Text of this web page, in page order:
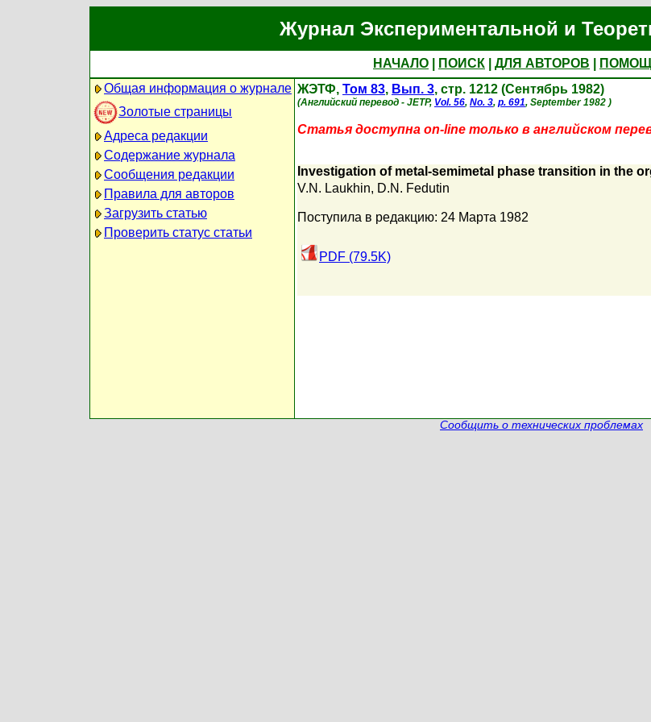
Журнал Экспериментальной и
НАЧАЛО ПОИСК ДЛЯ АВТОРОВ
Общая информация о журнале
Золотые страницы
Адреса редакции
Содержание журнала
Сообщения редакции
Правила для авторов
Загрузить статью
Проверить статус статьи
ЖЭТФ, Том 83, Вып. 3, стр. 1212 (Сентябрь 1982)
(Английский перевод - JETP, Vol. 56, No. 3, p. 691, September 1982 )
Статья доступна on-line только в английском
Investigation of metal-semimetal phase transition in the
V.N. Laukhin, D.N. Fedutin
Поступила в редакцию: 24 Марта 1982
PDF (79.5K)
Сообщить о технических проблемах